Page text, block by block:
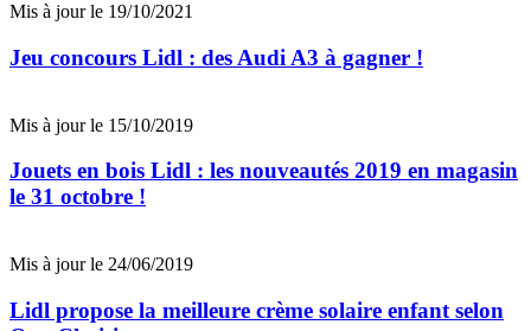
Mis à jour le 19/10/2021
Jeu concours Lidl : des Audi A3 à gagner !
Mis à jour le 15/10/2019
Jouets en bois Lidl : les nouveautés 2019 en magasin
le 31 octobre !
Mis à jour le 24/06/2019
Lidl propose la meilleure crème solaire enfant selon